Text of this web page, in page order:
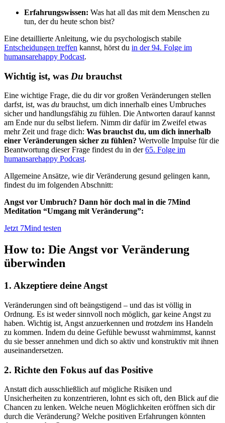
Erfahrungswissen: Was hat all das mit dem Menschen zu
tun, der du heute schon bist?
Eine detaillierte Anleitung, wie du psychologisch stabile
Entscheidungen treffen kannst, hörst du in der 94. Folge im
humansarehappy Podcast.
Wichtig ist, was Du brauchst
Eine wichtige Frage, die du dir vor großen Veränderungen stellen
darfst, ist, was du brauchst, um dich innerhalb eines Umbruches
sicher und handlungsfähig zu fühlen. Die Antworten darauf kannst
am Ende nur du selbst liefern. Nimm dir dafür im Zweifel etwas
mehr Zeit und frage dich: Was brauchst du, um dich innerhalb
einer Veränderungen sicher zu fühlen? Wertvolle Impulse für die
Beantwortung dieser Frage findest du in der65. Folge im
humansarehappy Podcast.
Allgemeine Ansätze, wie dir Veränderung gesund gelingen kann,
findest du im folgenden Abschnitt:
Angst vor Umbruch? Dann hör doch mal in die 7Mind
Meditation “Umgang mit Veränderung”:
Jetzt 7Mind testen
How to: Die Angst vor Veränderung
überwinden
1. Akzeptiere deine Angst
Veränderungen sind oft beängstigend – und das ist völlig in
Ordnung. Es ist weder sinnvoll noch möglich, gar keine Angst zu
haben. Wichtig ist, Angst anzuerkennen und trotzdem ins Handeln
zu kommen. Indem du deine Gefühle bewusst wahrnimmst, kannst
du sie besser annehmen und dich so aktiv und konstruktiv mit ihnen
auseinandersetzen.
2. Richte den Fokus auf das Positive
Anstatt dich ausschließlich auf mögliche Risiken und
Unsicherheiten zu konzentrieren, lohnt es sich oft, den Blick auf die
Chancen zu lenken. Welche neuen Möglichkeiten eröffnen sich dir
durch die Veränderung? Welche positiven Erfahrungen könnten